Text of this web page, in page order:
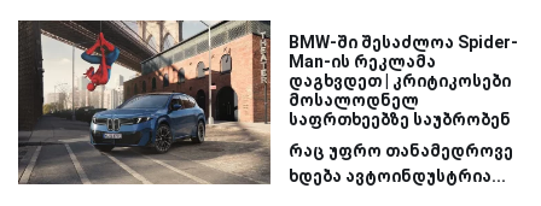
BMW-ში შესაძლოა Spider-
Man-ის რეკლამა
დაგხვდეთ | კრიტიკოსები
მოსალოდნელ
საფრთხეებზე საუბრობენ
რაც უფრო თანამედროვე
ხდება ავტოინდუსტრია...